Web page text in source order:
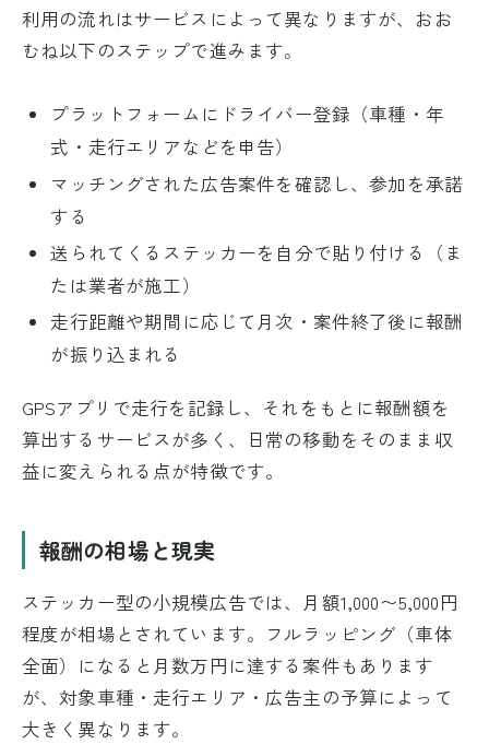
利用の流れはサービスによって異なりますが、おお
むね以下のステップで進みます。
プラットフォームにドライバー登録（車種・年
式・走行エリアなどを申告）
マッチングされた広告案件を確認し、参加を承諾
する
送られてくるステッカーを自分で貼り付ける（ま
たは業者が施工）
走行距離や期間に応じて月次・案件終了後に報酬
が振り込まれる
GPSアプリで走行を記録し、それをもとに報酬額を
算出するサービスが多く、日常の移動をそのまま収
益に変えられる点が特徴です。
報酬の相場と現実
ステッカー型の小規模広告では、月額1,000〜5,000円
程度が相場とされています。フルラッピング（車体
全面）になると月数万円に達する案件もあります
が、対象車種・走行エリア・広告主の予算によって
大きく異なります。